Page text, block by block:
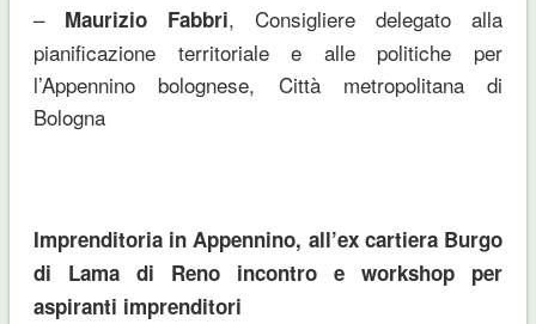
– Maurizio Fabbri, Consigliere delegato alla
pianificazione territoriale e alle politiche per
l’Appennino bolognese, Città metropolitana di
Bologna
Imprenditoria in Appennino, all’ex cartiera Burgo
di Lama di Reno incontro e workshop per
aspiranti imprenditori